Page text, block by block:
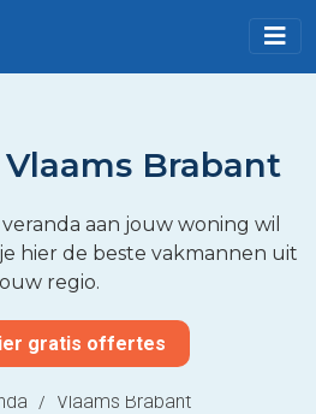
Brabant
aan jouw woning wil
hier de beste vakmannen uit
regio.
gratis offertes
/ Vlaams Brabant